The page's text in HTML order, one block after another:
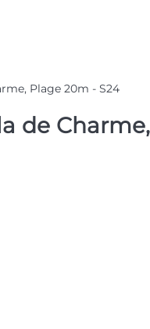
Plage 20m - S24
de Charme,